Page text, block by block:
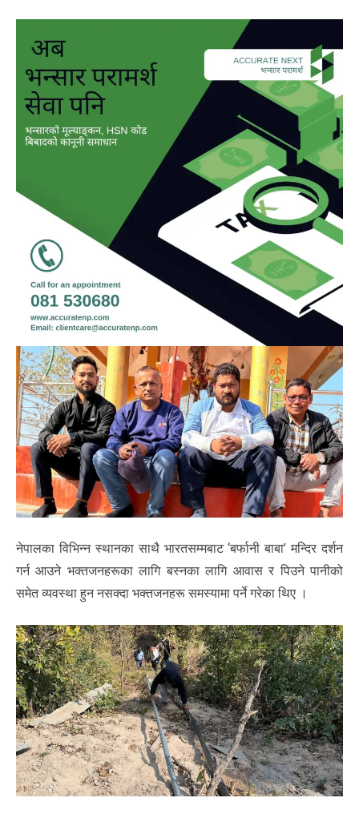
नेपालका विभिन्न स्थानका साथै भारतसम्मबाट ‘बर्फानी बाबा’ मन्दिर दर्शन
गर्न आउने भक्तजनहरूका लागि बस्नका लागि आवास र पिउने पानीको
समेत व्यवस्था हुन नसक्दा भक्तजनहरू समस्यामा पर्ने गरेका थिए ।